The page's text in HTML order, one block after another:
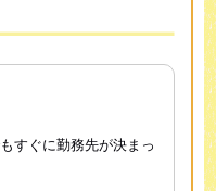
すぐに勤務先が決まっ